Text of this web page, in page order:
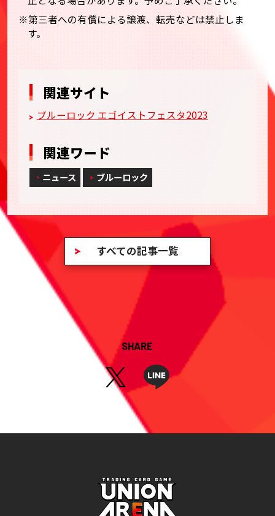
※第三者への有償による譲渡、転売などは禁止しま
す。
関連サイト
ブルーロック エゴイストフェスタ2023
関連ワード
ニュース ブルーロック
すべての記事一覧
SHARE